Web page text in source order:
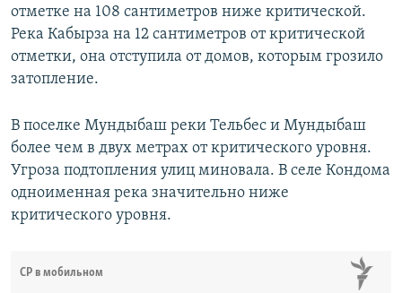
отметке на 108 сантиметров ниже критической.
Река Кабырза на 12 сантиметров от критической
отметки, она отступила от домов, которым грозило
затопление.
В поселке Мундыбаш реки Тельбес и Мундыбаш
более чем в двух метрах от критического уровня.
Угроза подтопления улиц миновала. В селе Кондома
одноименная река значительно ниже
критического уровня.
СР в мобильном